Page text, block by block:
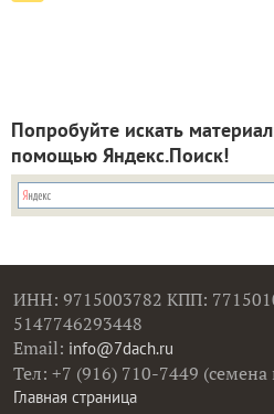
Попробуйте искать
помощью Яндекс.Поиск!
ИНН: 9715003782 КПП:
5147746293448
Email: info@7dach.ru
Тел: +7 (916) 710-7449
Главная страница